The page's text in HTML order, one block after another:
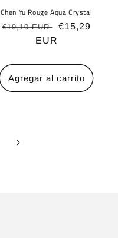
Chen Yu Rouge Aqua Crystal
Precio
habitual
€19,10 EUR
Precio
€15,29
EUR
Agregar al carrito